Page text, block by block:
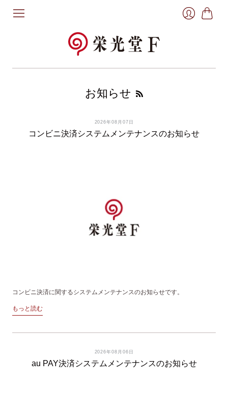
お知らせ
2026年08月07日
コンビニ決済システムメンテナンスのお知らせ
コンビニ決済に関するシステムメンテナンスのお知らせです。
もっと読む
2026年08月06日
au PAY決済システムメンテナンスのお知らせ